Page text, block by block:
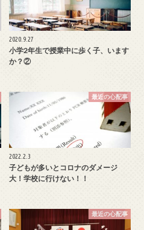
2020.9.27
小学2年生で授業中に歩く子、います
か？②
最近の心配事
2022.2.3
子どもが多いとコロナのダメージ
大！学校に行けない！！
最近の心配事